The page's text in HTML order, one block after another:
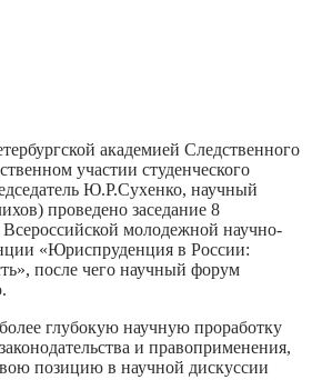
академией Следственного
участии студенческого
Ю.Р.Сухенко, научный
проведено заседание 8
молодежной научно-
«Юриспруденция в России:
после чего научный форум
глубокую научную проработку
и правоприменения,
позицию в научной дискуссии